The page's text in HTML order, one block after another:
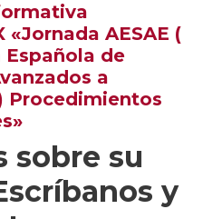
«Jornada AESAE (
de
a
Procedimientos
sobre su
y